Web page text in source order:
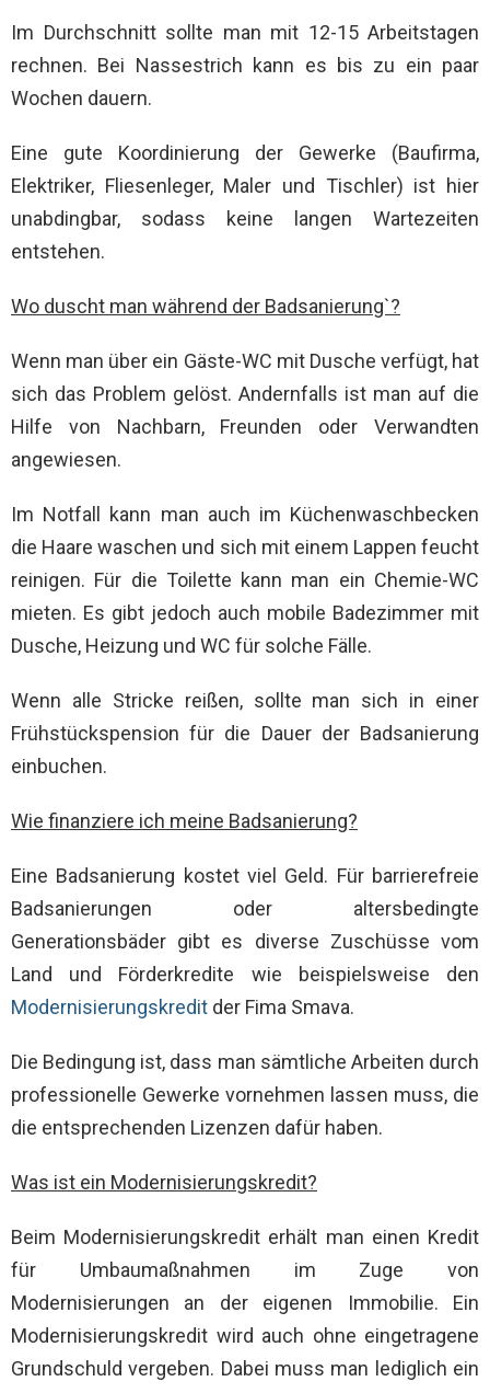
Im Durchschnitt sollte man mit 12-15 Arbeitstagen
rechnen. Bei Nassestrich kann es bis zu ein paar
Wochen dauern.
Eine gute Koordinierung der Gewerke (Baufirma,
Elektriker, Fliesenleger, Maler und Tischler) ist hier
unabdingbar, sodass keine langen Wartezeiten
entstehen.
Wo duscht man während der Badsanierung`?
Wenn man über ein Gäste-WC mit Dusche verfügt, hat
sich das Problem gelöst. Andernfalls ist man auf die
Hilfe von Nachbarn, Freunden oder Verwandten
angewiesen.
Im Notfall kann man auch im Küchenwaschbecken
die Haare waschen und sich mit einem Lappen feucht
reinigen. Für die Toilette kann man ein Chemie-WC
mieten. Es gibt jedoch auch mobile Badezimmer mit
Dusche, Heizung und WC für solche Fälle.
Wenn alle Stricke reißen, sollte man sich in einer
Frühstückspension für die Dauer der Badsanierung
einbuchen.
Wie finanziere ich meine Badsanierung?
Eine Badsanierung kostet viel Geld. Für barrierefreie
Badsanierungen oder altersbedingte
Generationsbäder gibt es diverse Zuschüsse vom
Land und Förderkredite wie beispielsweise den
Modernisierungskredit der Fima Smava.
Die Bedingung ist, dass man sämtliche Arbeiten durch
professionelle Gewerke vornehmen lassen muss, die
die entsprechenden Lizenzen dafür haben.
Was ist ein Modernisierungskredit?
Beim Modernisierungskredit erhält man einen Kredit
für Umbaumaßnahmen im Zuge von
Modernisierungen an der eigenen Immobilie. Ein
Modernisierungskredit wird auch ohne eingetragene
Grundschuld vergeben. Dabei muss man lediglich ein